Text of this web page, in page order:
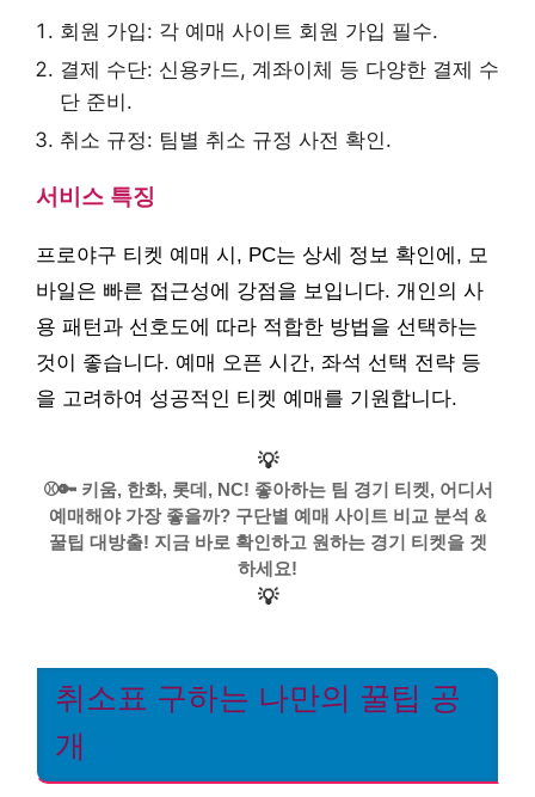
회원 가입: 각 예매 사이트 회원 가입 필수.
결제 수단: 신용카드, 계좌이체 등 다양한 결제 수
단 준비.
취소 규정: 팀별 취소 규정 사전 확인.
서비스 특징
프로야구 티켓 예매 시, PC는 상세 정보 확인에, 모
바일은 빠른 접근성에 강점을 보입니다. 개인의 사
용 패턴과 선호도에 따라 적합한 방법을 선택하는
것이 좋습니다. 예매 오픈 시간, 좌석 선택 전략 등
을 고려하여 성공적인 티켓 예매를 기원합니다.
💡
⚾️🔑 키움, 한화, 롯데, NC! 좋아하는 팀 경기 티켓, 어디서
예매해야 가장 좋을까? 구단별 예매 사이트 비교 분석 &
꿀팁 대방출! 지금 바로 확인하고 원하는 경기 티켓을 겟
하세요!
💡
취소표 구하는 나만의 꿀팁 공
개